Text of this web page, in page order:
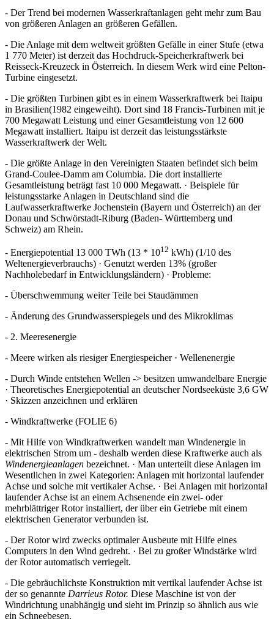
- Der Trend bei modernen Wasserkraftanlagen geht mehr zum Bau
von größeren Anlagen an größeren Gefällen.
- Die Anlage mit dem weltweit größten Gefälle in einer Stufe (etwa
1 770 Meter) ist derzeit das Hochdruck-Speicherkraftwerk bei
Reisseck-Kreuzeck in Österreich. In diesem Werk wird eine Pelton-
Turbine eingesetzt.
- Die größten Turbinen gibt es in einem Wasserkraftwerk bei Itaipu
in Brasilien(1982 eingeweiht). Dort sind 18 Francis-Turbinen mit je
700 Megawatt Leistung und einer Gesamtleistung von 12 600
Megawatt installiert. Itaipu ist derzeit das leistungsstärkste
Wasserkraftwerk der Welt.
- Die größte Anlage in den Vereinigten Staaten befindet sich beim
Grand-Coulee-Damm am Columbia. Die dort installierte
Gesamtleistung beträgt fast 10 000 Megawatt. · Beispiele für
leistungsstarke Anlagen in Deutschland sind die
Laufwasserkraftwerke Jochenstein (Bayern und Österreich) an der
Donau und Schwörstadt-Riburg (Baden- Württemberg und
Schweiz) am Rhein.
- Energiepotential 13 000 TWh (13 * 1012 kWh) (1/10 des
Weltenergieverbrauchs) · Genutzt werden 13% (großer
Nachholebedarf in Entwicklungsländern) · Probleme:
- Überschwemmung weiter Teile bei Staudämmen
- Änderung des Grundwasserspiegels und des Mikroklimas
- 2. Meeresenergie
- Meere wirken als riesiger Energiespeicher · Wellenenergie
- Durch Winde entstehen Wellen -> besitzen umwandelbare Energie
· Theoretisches Energiepotential an deutscher Nordseeküste 3,6 GW
· Skizzen anzeichnen und erklären
- Windkraftwerke (FOLIE 6)
- Mit Hilfe von Windkraftwerken wandelt man Windenergie in
elektrischen Strom um - deshalb werden diese Kraftwerke auch als
Windenergieanlagen bezeichnet. · Man unterteilt diese Anlagen im
Wesentlichen in zwei Kategorien: Anlagen mit horizontal laufender
Achse und solche mit vertikaler Achse. · Bei Anlagen mit horizontal
laufender Achse ist an einem Achsenende ein zwei- oder
mehrblättriger Rotor installiert, der über ein Getriebe mit einem
elektrischen Generator verbunden ist.
- Der Rotor wird zwecks optimaler Ausbeute mit Hilfe eines
Computers in den Wind gedreht. · Bei zu großer Windstärke wird
der Rotor automatisch verriegelt.
- Die gebräuchlichste Konstruktion mit vertikal laufender Achse ist
der so genannte Darrieus Rotor. Diese Maschine ist von der
Windrichtung unabhängig und sieht im Prinzip so ähnlich aus wie
ein Schneebesen.